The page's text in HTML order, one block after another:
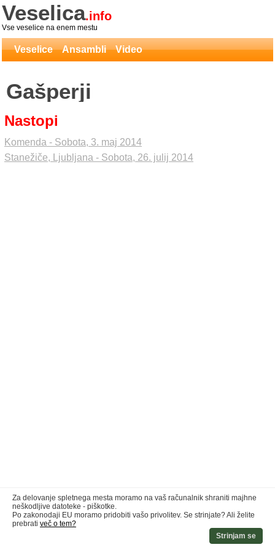
Veselica.info
Vse veselice na enem mestu
Veselice Ansambli Video
Gašperji
Nastopi
Komenda - Sobota, 3. maj 2014
Stanežiče, Ljubljana - Sobota, 26. julij 2014
Za delovanje spletnega mesta moramo na vaš računalnik shraniti majhne
neškodljive datoteke - piškotke.
Po zakonodaji EU moramo pridobiti vašo privolitev. Se strinjate? Ali želite
prebrati več o tem?
Strinjam se